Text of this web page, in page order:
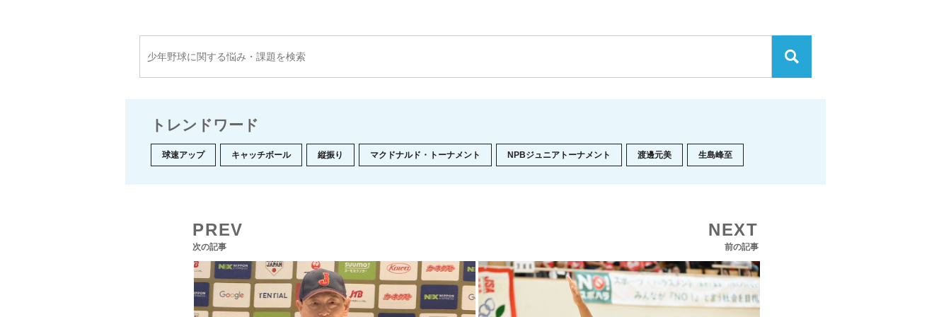
トレンドワード
球速アップ キャッチボール 縦振り マクドナルド・トーナメント NPBジュニアトーナメント 渡邊元美 生島峰至
PREV
次の記事
NEXT
前の記事